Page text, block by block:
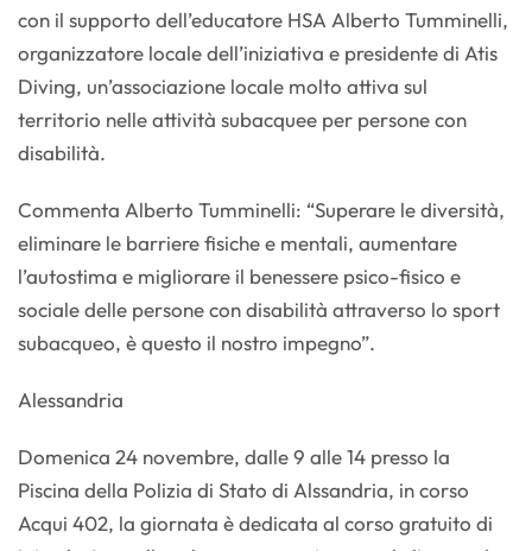
con il supporto dell’educatore HSA Alberto Tumminelli,
organizzatore locale dell’iniziativa e presidente di Atis
Diving, un’associazione locale molto attiva sul
territorio nelle attività subacquee per persone con
disabilità.
Commenta Alberto Tumminelli: “Superare le diversità,
eliminare le barriere fisiche e mentali, aumentare
l’autostima e migliorare il benessere psico-fisico e
sociale delle persone con disabilità attraverso lo sport
subacqueo, è questo il nostro impegno”.
Alessandria
Domenica 24 novembre, dalle 9 alle 14 presso la
Piscina della Polizia di Stato di Alssandria, in corso
Acqui 402, la giornata è dedicata al corso gratuito di